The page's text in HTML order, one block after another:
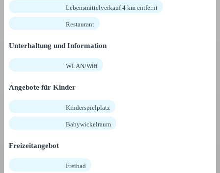
Lebensmittelverkauf 4 km entfernt
Restaurant
Unterhaltung und Information
WLAN/Wifi
Angebote für Kinder
Kinderspielplatz
Babywickelraum
Freizeitangebot
Freibad